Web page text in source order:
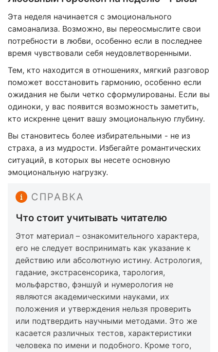
Эта неделя начинается с эмоционального
самоанализа. Возможно, вы переосмыслите свои
потребности в любви, особенно если в последнее
время чувствовали себя неудовлетворенными.
Тем, кто находится в отношениях, мягкий разговор
поможет восстановить гармонию, особенно если
ожидания не были четко сформулированы. Если вы
одиноки, у вас появится возможность заметить,
кто искренне ценит вашу эмоциональную глубину.
Вы становитесь более избирательными - не из
страха, а из мудрости. Избегайте романтических
ситуаций, в которых вы несете основную
эмоциональную нагрузку.
СПРАВКА
Что стоит учитывать читателю
Этот материал – ознакомительного характера,
его не следует воспринимать как указание к
действию или абсолютную истину. Астрология,
гадание, экстрасенсорика, тарология,
мольфарство, фэншуй и нумерология не
являются академическими науками, их
положения и утверждения нельзя проверить
или подтвердить научными методами. Это же
касается различных тестов, характеристики
человека по имени и подобного. Кроме того,